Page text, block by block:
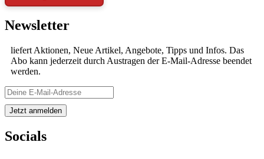
Newsletter
liefert Aktionen, Neue Artikel, Angebote, Tipps und Infos. Das
Abo kann jederzeit durch Austragen der E-Mail-Adresse beendet
werden.
Socials